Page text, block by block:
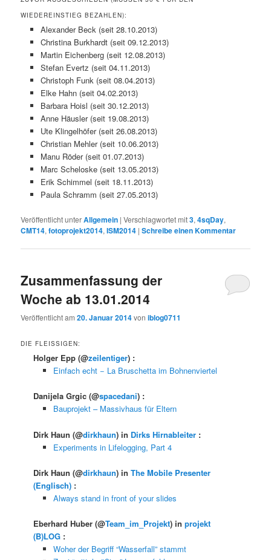
WIEDEREINSTIEG BEZAHLEN):
Alexander Beck (seit 28.10.2013)
Christina Burkhardt (seit 09.12.2013)
Martin Eichenberg (seit 12.08.2013)
Stefan Evertz (seit 04.11.2013)
Christoph Funk (seit 08.04.2013)
Elke Hahn (seit 04.02.2013)
Barbara Hoisl (seit 30.12.2013)
Anne Häusler (seit 19.08.2013)
Ute Klingelhöfer (seit 26.08.2013)
Christian Mehler (seit 10.06.2013)
Manu Röder (seit 01.07.2013)
Marc Scheloske (seit 13.05.2013)
Erik Schimmel (seit 18.11.2013)
Paula Schramm (seit 27.05.2013)
Veröffentlicht unterAllgemein |Verschlagwortet mit3,4sqDay,
CMT14,fotoprojekt2014,ISM2014 |Schreibe einen Kommentar
Zusammenfassung der
Woche ab 13.01.2014
Veröffentlicht am20. Januar 2014voniblog0711
DIE FLEISSIGEN:
Holger Epp(@zeilentiger) :
Einfach echt − La Bruschetta im Bohnenviertel
Danijela Grgic(@spacedani) :
Bauprojekt – Massivhaus für Eltern
Dirk Haun(@dirkhaun) in Dirks Hirnableiter :
Experiments in Lifelogging, Part 4
Dirk Haun(@dirkhaun) inThe Mobile Presenter
(Englisch) :
Always stand in front of your slides
Eberhard Huber(@Team_im_Projekt) inprojekt
(B)LOG :
Woher der Begriff “Wasserfall” stammt